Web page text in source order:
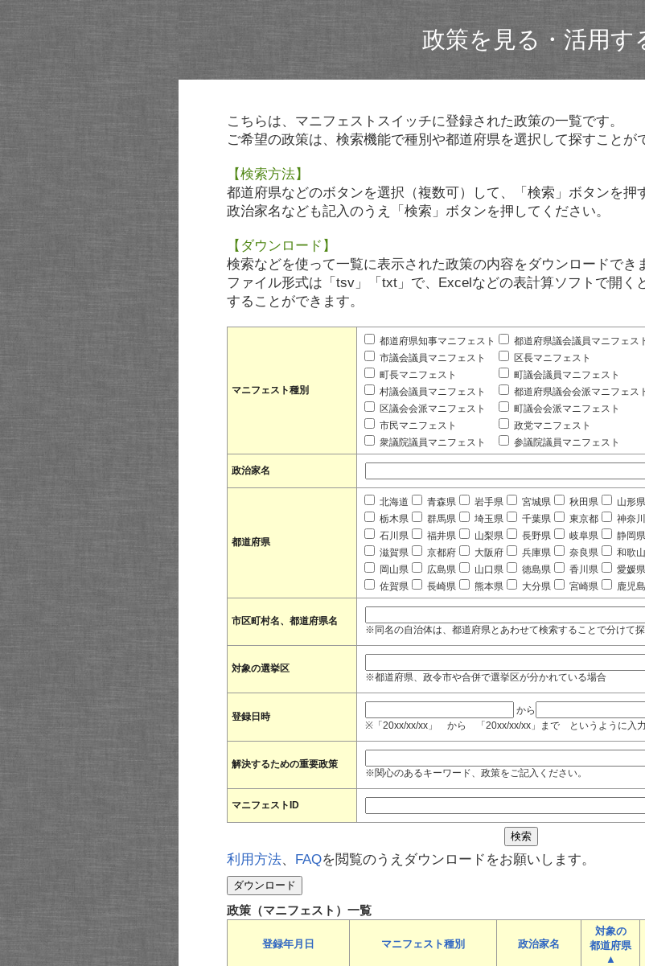
政策を見る・活用す
こちらは、マニフェストスイッチに登録された政策の一覧です。
ご希望の政策は、検索機能で種別や都道府県を選択して探すことが
【検索方法】
都道府県などのボタンを選択（複数可）して、「検索」ボタンを押
政治家名なども記入のうえ「検索」ボタンを押してください。
【ダウンロード】
検索などを使って一覧に表示された政策の内容をダウンロードでき
ファイル形式は「tsv」「txt」で、Excelなどの表計算ソフトで開く
することができます。
マニフェスト種別
都道府県知事マニフェスト 都道府県議会議員マニフェス
市議会議員マニフェスト
区長マニフェスト
町長マニフェスト
町議会議員マニフェスト
村議会議員マニフェスト
都道府県議会会派マニフェス
区議会会派マニフェスト
町議会会派マニフェスト
市民マニフェスト
政党マニフェスト
衆議院議員マニフェスト
参議院議員マニフェスト
政治家名
都道府県
北海道 青森県 岩手県 宮城県 秋田県 山形県
栃木県
群馬県 埼玉県 千葉県 東京都 神奈
石川県
福井県 山梨県 長野県 岐阜県 静岡県
滋賀県
京都府 大阪府 兵庫県 奈良県 和歌
岡山県
広島県 山口県 徳島県 香川県 愛媛県
佐賀県
長崎県 熊本県 大分県 宮崎県 鹿児
市区町村名、都道府県名
※同名の自治体は、都道府県とあわせて検索することで分けて探
対象の選挙区
※都道府県、政令市や合併で選挙区が分かれている場合
登録日時
から
※「20xx/xx/xx」 から 「20xx/xx/xx」まで というように入力
解決するための重要政策
※関心のあるキーワード、政策をご記入ください。
マニフェストID
利用方法、 FAQを閲覧のうえダウンロードをお願いします。
政策（マニフェスト）一覧
登録年月日 マニフェスト種別 政治家名
対象の
都道府県
▲